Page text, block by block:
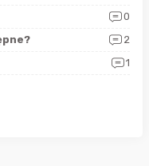
0
2
1